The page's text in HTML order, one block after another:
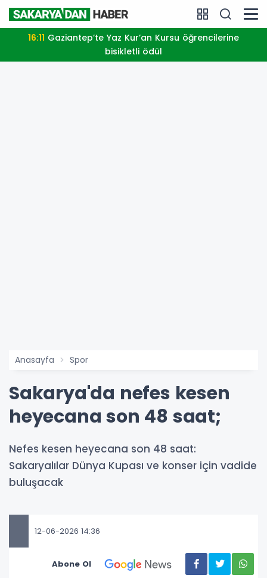
16:11
bisikletli ödül
Anasayfa Spor
Sakarya'da nefes kesen
heyecana son 48 saat;
Nefes kesen heyecana son 48 saat:
Sakaryalılar Dünya Kupası ve konser için vadide
buluşacak
12-06-2026 14:36
Abone Ol